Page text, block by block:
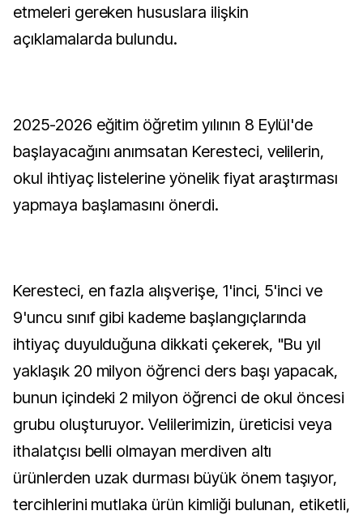
etmeleri gereken hususlara ilişkin
açıklamalarda bulundu.
2025-2026 eğitim öğretim yılının 8 Eylül'de
başlayacağını anımsatan Keresteci, velilerin,
okul ihtiyaç listelerine yönelik fiyat araştırması
yapmaya başlamasını önerdi.
Keresteci, en fazla alışverişe, 1'inci, 5'inci ve
9'uncu sınıf gibi kademe başlangıçlarında
ihtiyaç duyulduğuna dikkati çekerek, "Bu yıl
yaklaşık 20 milyon öğrenci ders başı yapacak,
bunun içindeki 2 milyon öğrenci de okul öncesi
grubu oluşturuyor. Velilerimizin, üreticisi veya
ithalatçısı belli olmayan merdiven altı
ürünlerden uzak durması büyük önem taşıyor,
tercihlerini mutlaka ürün kimliği bulunan, etiketli,